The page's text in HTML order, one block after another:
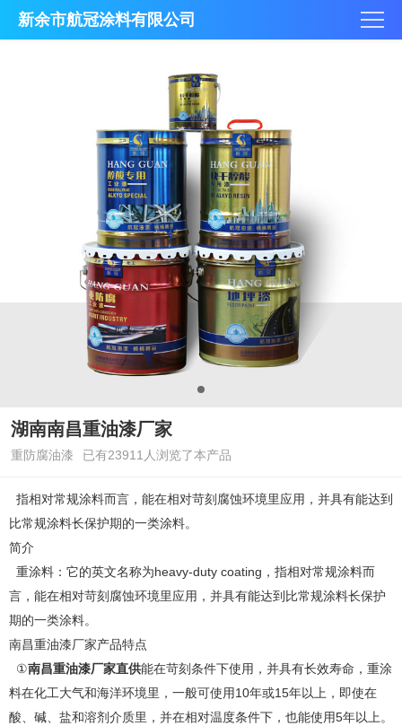
新余市航冠涂料有限公司
湖南南昌重油漆厂家
重防腐油漆 已有23911人浏览了本产品
指相对常规涂料而言，能在相对苛刻腐蚀环境里应用，并具有能达到
比常规涂料长保护期的一类涂料。
简介
重涂料：它的英文名称为heavy-duty coating，指相对常规涂料而
言，能在相对苛刻腐蚀环境里应用，并具有能达到比常规涂料长保护
期的一类涂料。
南昌重油漆厂家产品特点
①南昌重油漆厂家直供能在苛刻条件下使用，并具有长效寿命，重涂
料在化工大气和海洋环境里，一般可使用10年或15年以上，即使在
酸、碱、盐和溶剂介质里，并在相对温度条件下，也能使用5年以上。